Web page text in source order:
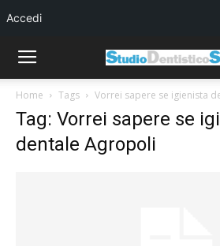
Home Tags Vorrei sapere se igienista
Tag: Vorrei sapere se
dentale Agropoli
Accedi